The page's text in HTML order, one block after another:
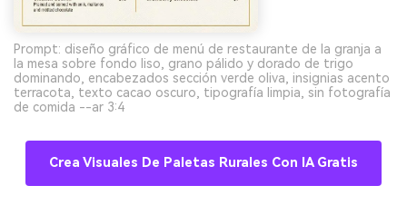
Prompt: diseño gráfico de menú de restaurante de la granja a
la mesa sobre fondo liso, grano pálido y dorado de trigo
dominando, encabezados sección verde oliva, insignias acento
terracota, texto cacao oscuro, tipografía limpia, sin fotografía
de comida --ar 3:4
Crea Visuales De Paletas Rurales Con IA Gratis